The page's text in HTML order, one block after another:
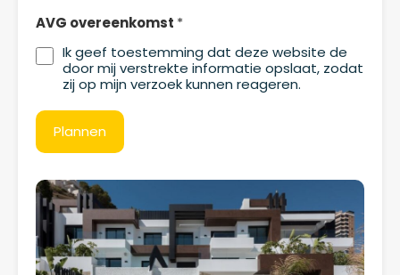
AVG overeenkomst *
Ik geef toestemming dat deze website de
door mij verstrekte informatie opslaat, zodat
zij op mijn verzoek kunnen reageren.